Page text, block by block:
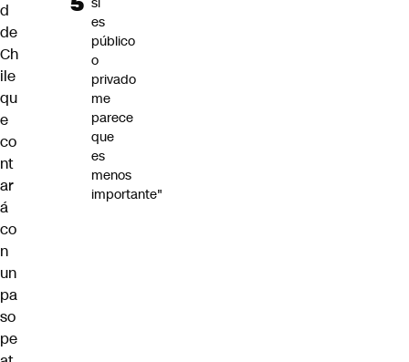
d
de
Ch
ile
qu
e
co
nt
ar
á
co
n
un
pa
so
pe
es
público
o
privado
me
parece
que
es
menos
importante"